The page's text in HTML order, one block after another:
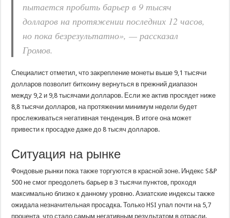
пытается пробить барьер в 9 тысяч
долларов на протяжении последних 12 часов,
но пока безрезультатно», — рассказал
Громов.
Специалист отметил, что закрепление монеты выше 9,1 тысячи
долларов позволит биткоину вернуться в прежний диапазон
между 9,2 и 9,8 тысячами долларов. Если же актив просядет ниже
8,8 тысячи долларов, на протяжении минимум недели будет
прослеживаться негативная тенденция. В итоге она может
привести к просадке даже до 8 тысяч долларов.
Ситуация на рынке
Фондовые рынки пока также торгуются в красной зоне. Индекс S&P
500 не смог преодолеть барьер в 3 тысячи пунктов, проходя
максимально близко к данному уровню. Азиатские индексы также
ожидала незначительная просадка. Только HSI упал почти на 5,7
процента, что стало самым негативным результатом в отрасли.